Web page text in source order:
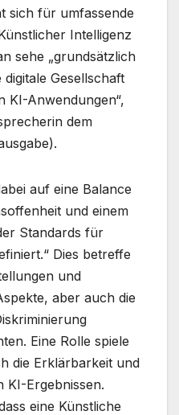
sich für umfassende
Intelligenz
sehe „grundsätzlich
Gesellschaft
KI-Anwendungen“,
dem
auf eine Balance
und einem
Standards für
Dies betreffe
und
aber auch die
Eine Rolle spiele
die Erklärbarkeit und
KI-Ergebnissen.
eine Künstliche